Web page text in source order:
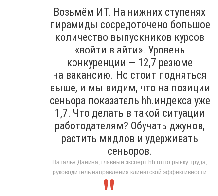
Возьмём ИТ. На нижних ступенях
пирамиды сосредоточено большое
количество выпускников курсов
«войти в айти». Уровень
конкуренции — 12,7 резюме
на вакансию. Но стоит подняться
выше, и мы видим, что на позиции
сеньора показатель hh.индекса уже
1,7. Что делать в такой ситуации
работодателям? Обучать джунов,
растить мидлов и удерживать
сеньоров.
Наталья Данина, главный эксперт hh.ru по рынку труда,
руководитель направления клиентской эффективности